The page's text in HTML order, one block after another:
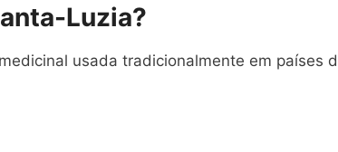
Luzia?
usada tradicionalmente em países